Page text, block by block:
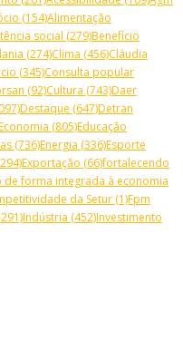
(154)Alimentação
social (279)Benefício
(274)Clima (456)Cláudia
(345)Consulta popular
(92)Cultura (743)Daer
Destaque (647)Detran
(805)Educação
(736)Energia (336)Esporte
Exportação (66)fortalecendo
forma integrada à economia
da Setur (1)Fpm
Indústria (452)Investimento